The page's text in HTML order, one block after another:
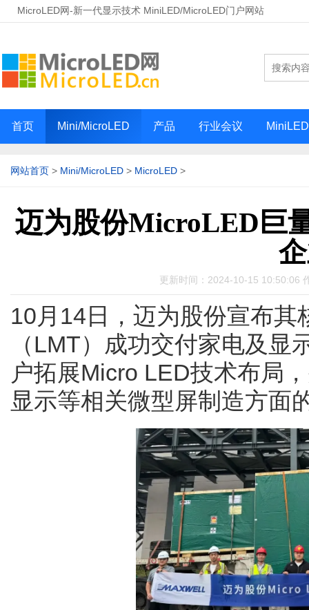
MicroLED网-新一代显示技术 MiniLED/MicroLED门户网站
首页 Mini/MicroLED 产品 行业会议
网站首页 > Mini/MicroLED > MicroLED >
迈为股份MicroLED巨
更新时间：2024-10-15 10:50:06
10月14日，迈为股份宣布
（LMT）成功交付家电及
户拓展Micro LED技术布局
显示等相关微型屏制造方面